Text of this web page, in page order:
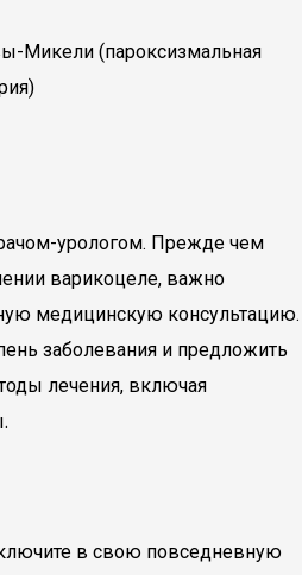
Микели (пароксизмальная
урологом. Прежде чем
варикоцеле, важно
медицинскую консультацию.
заболевания и предложить
лечения, включая
в свою повседневную